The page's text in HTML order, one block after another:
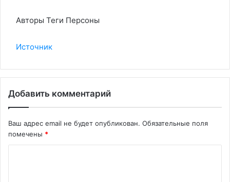
Авторы Теги Персоны
Источник
Добавить комментарий
Ваш адрес email не будет опубликован. Обязательные поля
помечены *